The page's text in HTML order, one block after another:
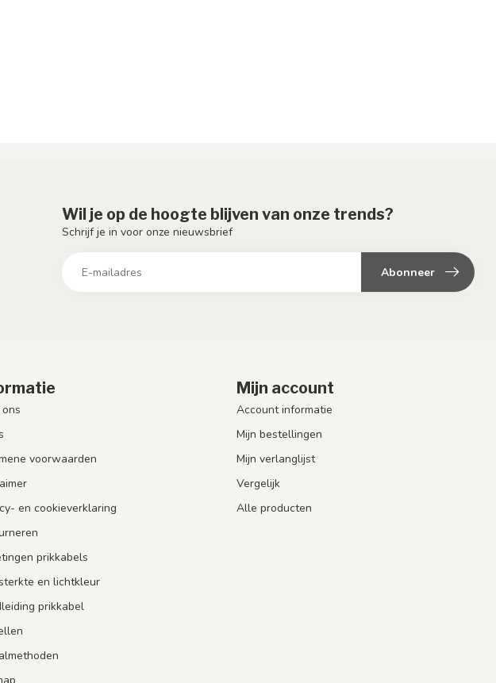
Wil je op de hoogte blijven van onze trends?
Schrijf je in voor onze nieuwsbrief
Abonneer
voorwaarden
en cookieverklaring
prikkabels
en lichtkleur
prikkabel
Mijn account
Account informatie
Mijn bestellingen
Mijn verlanglijst
Vergelijk
Alle producten